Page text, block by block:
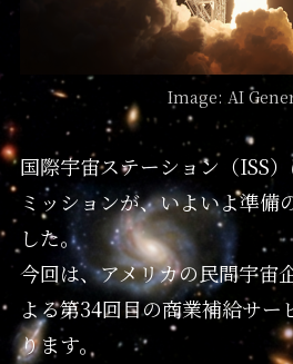
Image: AI
国際宇宙ステーション（ISS
ミッションが、いよいよ準備
した。
今回は、アメリカの民間宇宙
よる第34回目の商業補給サー
ります。